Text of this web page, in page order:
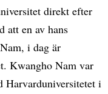
direkt efter
att en av hans
i dag är
Kwangho Nam var
Harvarduniversitetet i